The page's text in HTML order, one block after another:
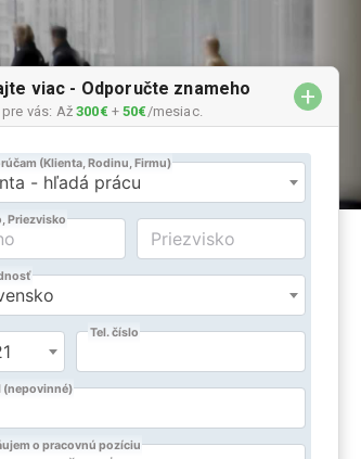
viac - Odporučte znameho
pre vás: Až300€ +50€ /mesiac. +